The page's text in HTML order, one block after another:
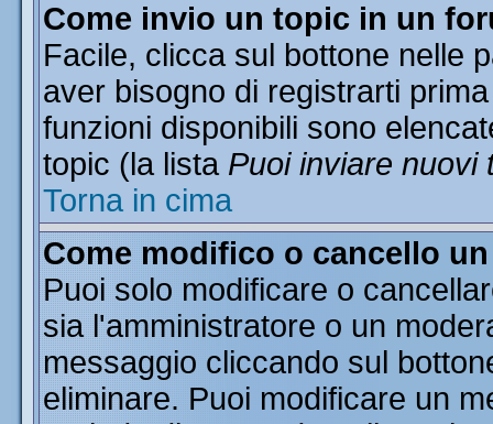
Come invio un topic in un
Facile, clicca sul bottone nelle
aver bisogno di registrarti
funzioni disponibili sono
topic (la lista Puoi inviare nuovi
Torna in cima
Come modifico o cancello
Puoi solo modificare o
sia l'amministratore o un
messaggio cliccando sul
eliminare. Puoi modificare un